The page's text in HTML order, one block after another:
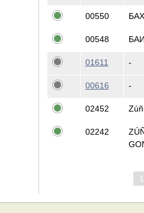
00550
00548
01611 -
00616 -
02452
02242
1